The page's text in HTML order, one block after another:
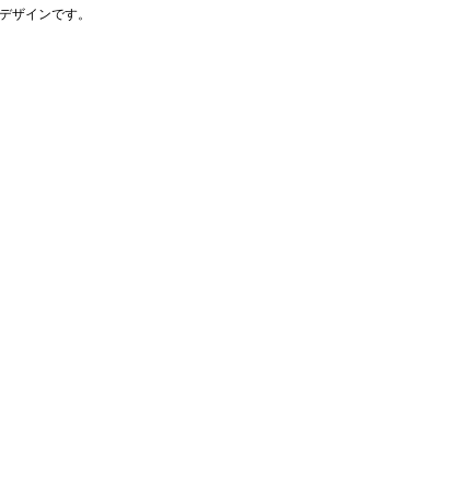
ザインです。